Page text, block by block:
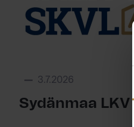
3.7.2026
Sydänmaa LKV